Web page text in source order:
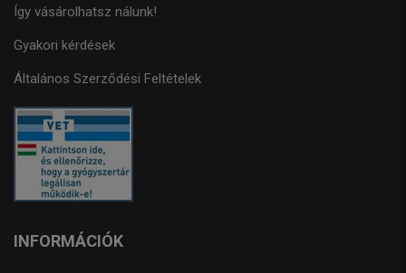
Így vásárolhatsz nálunk!
Gyakori kérdések
Általános Szerződési Feltételek
INFORMÁCIÓK